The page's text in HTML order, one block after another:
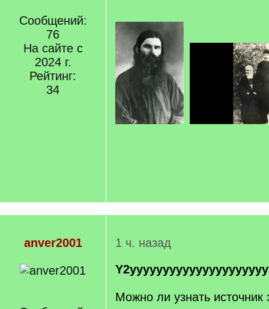
Сообщений:
76
На сайте с
2024 г.
Рейтинг:
34
anver2001
1 ч. назад
Можно ли узнать источник